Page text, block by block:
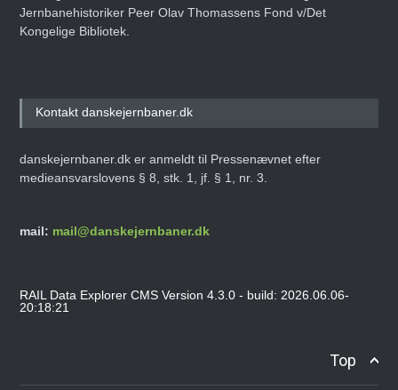
Jernbanehistoriker Peer Olav Thomassens Fond v/Det
Kongelige Bibliotek.
Kontakt danskejernbaner.dk
danskejernbaner.dk er anmeldt til Pressenævnet efter
medieansvarslovens § 8, stk. 1, jf. § 1, nr. 3.
mail: mail@danskejernbaner.dk
RAIL Data Explorer CMS Version 4.3.0 - build: 2026.06.06-
20:18:21
Top